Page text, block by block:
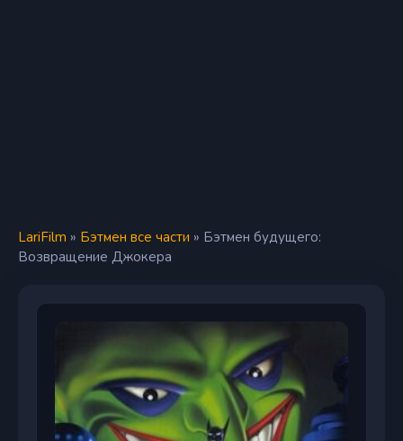
LariFilm » Бэтмен все части » Бэтмен будущего:
Возвращение Джокера